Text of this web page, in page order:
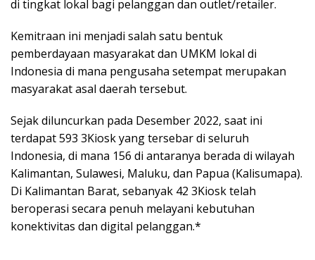
di tingkat lokal bagi pelanggan dan outlet/retailer.
Kemitraan ini menjadi salah satu bentuk
pemberdayaan masyarakat dan UMKM lokal di
Indonesia di mana pengusaha setempat merupakan
masyarakat asal daerah tersebut.
Sejak diluncurkan pada Desember 2022, saat ini
terdapat 593 3Kiosk yang tersebar di seluruh
Indonesia, di mana 156 di antaranya berada di wilayah
Kalimantan, Sulawesi, Maluku, dan Papua (Kalisumapa).
Di Kalimantan Barat, sebanyak 42 3Kiosk telah
beroperasi secara penuh melayani kebutuhan
konektivitas dan digital pelanggan.*